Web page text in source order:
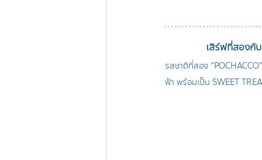
เสิร์ฟที่สองกั
รสชาติที่สอง
ฟ้า พร้อมเป็น SWEET